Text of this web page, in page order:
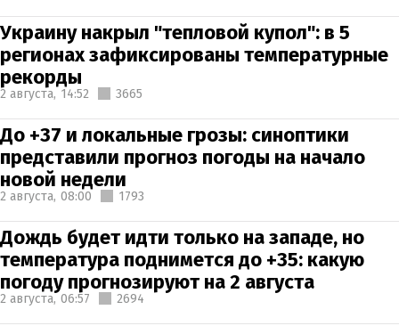
Украину накрыл "тепловой купол": в 5
регионах зафиксированы температурные
рекорды
2 августа, 14:52 3665
До +37 и локальные грозы: синоптики
представили прогноз погоды на начало
новой недели
2 августа, 08:00 1793
Дождь будет идти только на западе, но
температура поднимется до +35: какую
погоду прогнозируют на 2 августа
2 августа, 06:57 2694